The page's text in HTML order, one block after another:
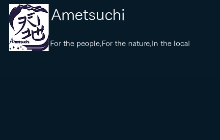
​Ametsuchi
​For the people,For the nature,In the local